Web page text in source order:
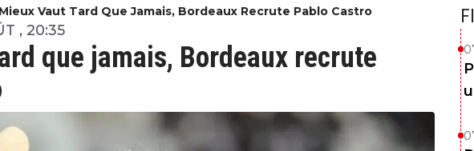
Mieux Vaut Tard Que Jamais, Bordeaux Recrute Pablo Castro
que jamais, Bordeaux recrute
, 20:35